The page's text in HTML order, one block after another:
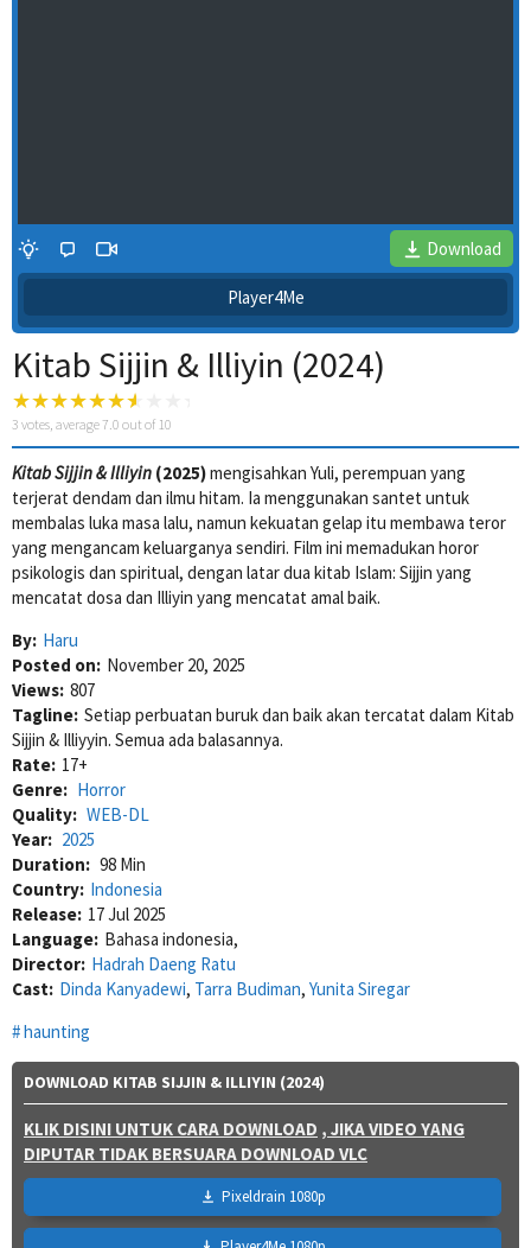
4 Wait Time
Download
Player4Me
Kitab Sijjin & Illiyin (2024)
3 votes, average7.0 out of 10
Kitab Sijjin & Illiyin (2025)mengisahkan Yuli, perempuan yang
terjerat dendam dan ilmu hitam. Ia menggunakan santet untuk
membalas luka masa lalu, namun kekuatan gelap itu membawa teror
yang mengancam keluarganya sendiri. Film ini memadukan horor
psikologis dan spiritual, dengan latar dua kitab Islam: Sijjin yang
mencatat dosa dan Illiyin yang mencatat amal baik.
By: Haru
Posted on: November 20, 2025
Views: 807
Tagline: Setiap perbuatan buruk dan baik akan tercatat dalam Kitab
Sijjin & Illiyyin. Semua ada balasannya.
Rate: 17+
Genre: Horror
Quality: WEB-DL
Year: 2025
Duration: 98 Min
Country: Indonesia
Release: 17 Jul 2025
Language: Bahasa indonesia,
Director: Hadrah Daeng Ratu
Cast: Dinda Kanyadewi, Tarra Budiman, Yunita Siregar
haunting
DOWNLOAD KITAB SIJJIN & ILLIYIN (2024)
KLIK DISINI UNTUK CARA DOWNLOAD , JIKA VIDEO YANG
DIPUTAR TIDAK BERSUARA DOWNLOAD VLC
Pixeldrain 1080p